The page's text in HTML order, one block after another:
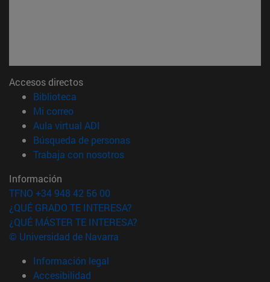
Accesos directos
Biblioteca
Mi correo(abre en nueva ventana)
Aula virtual ADI
Búsqueda de personas(abre en nueva ventana)
Trabaja con nosotros(abre en nueva ventana)
Información
TFNO +34 948 42 56 00
¿QUÉ GRADO TE INTERESA?
¿QUÉ MÁSTER TE INTERESA?
© Universidad de Navarra
Información legal
Accesibilidad